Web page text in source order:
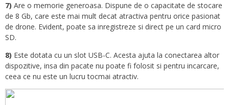
7) Are o memorie generoasa. Dispune de o capacitate de stocare
de 8 Gb, care este mai mult decat atractiva pentru orice pasionat
de drone. Evident, poate sa inregistreze si direct pe un card micro
SD.
8) Este dotata cu un slot USB-C. Acesta ajuta la conectarea altor
dispozitive, insa din pacate nu poate fi folosit si pentru incarcare,
ceea ce nu este un lucru tocmai atractiv.